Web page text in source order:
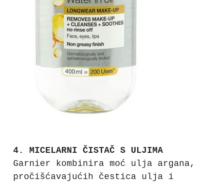
4. MICELARNI ČISTAČ S ULJIMA
Garnier kombinira moć ulja argana,
pročišćavajućih čestica ulja i